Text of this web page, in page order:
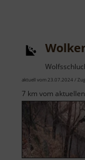
aktuell vom 23.07.2024 /
7 km vom